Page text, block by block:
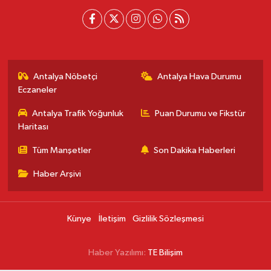
Antalya Nöbetçi
Eczaneler
Antalya Hava Durumu
Antalya Trafik Yoğunluk
Haritası
Puan Durumu ve Fikstür
Tüm Manşetler Son Dakika Haberleri
Haber Arşivi
Künye İletişim Gizlilik Sözleşmesi
Haber Yazılımı: TE Bilişim